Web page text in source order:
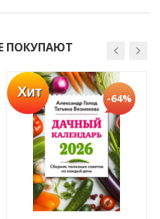
ПОКУПАЮТ
Хит -64%